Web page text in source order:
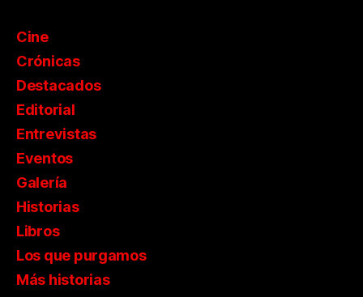
Cine
Crónicas
Destacados
Editorial
Entrevistas
Eventos
Galería
Historias
Libros
Los que purgamos
Más historias